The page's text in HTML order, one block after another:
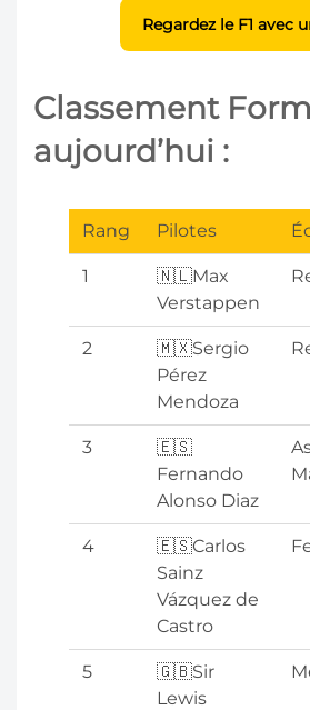
Regardez le F1 avec
Classement
aujourd’hui :
Rang Pilotes
1
🇳🇱Max
Verstappen
2
🇲🇽Sergio
Pérez
Mendoza
3
🇪🇸
Fernando
Alonso Diaz
4
🇪🇸Carlos
Sainz
Vázquez de
Castro
5
🇬🇧Sir
Lewis